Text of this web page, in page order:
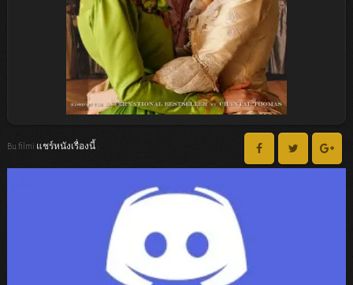
Bu filmi แชร์หนังเรื่องนี้ :